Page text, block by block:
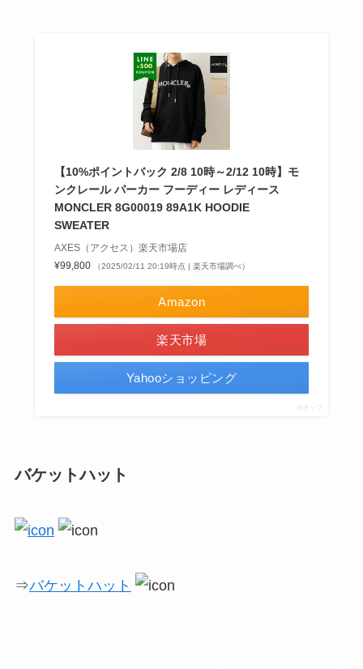
【10%ポイントバック 2/8 10時～2/12 10時】モ
ンクレール パーカー フーディー レディース
MONCLER 8G00019 89A1K HOODIE
SWEATER
AXES（アクセス）楽天市場店
¥99,800
（2025/02/11 20:19時点 | 楽天市場調べ）
Amazon
楽天市場
Yahooショッピング
ポチップ
バケットハット
⇒バケットハット